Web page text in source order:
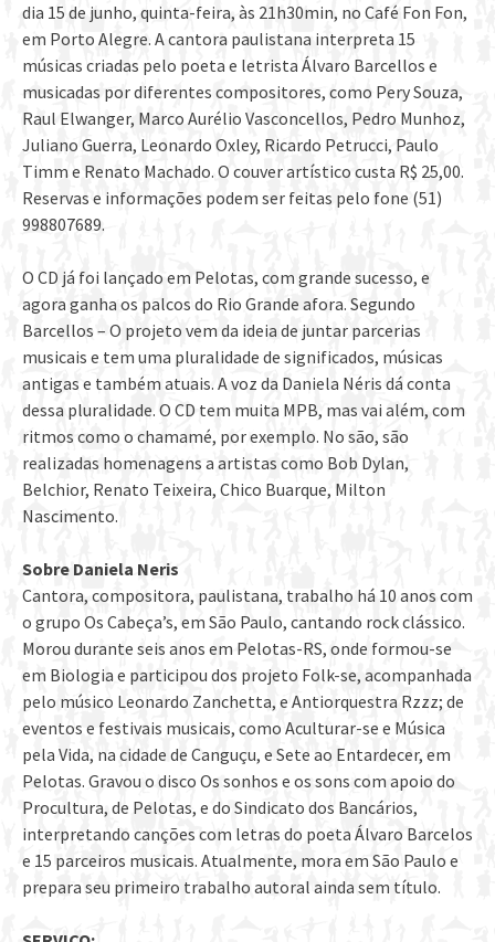
dia 15 de junho, quinta-feira, às 21h30min, no Café Fon Fon,
em Porto Alegre. A cantora paulistana interpreta 15
músicas criadas pelo poeta e letrista Álvaro Barcellos e
musicadas por diferentes compositores, como Pery Souza,
Raul Elwanger, Marco Aurélio Vasconcellos, Pedro Munhoz,
Juliano Guerra, Leonardo Oxley, Ricardo Petrucci, Paulo
Timm e Renato Machado. O couver artístico custa R$ 25,00.
Reservas e informações podem ser feitas pelo fone (51)
998807689.
O CD já foi lançado em Pelotas, com grande sucesso, e
agora ganha os palcos do Rio Grande afora. Segundo
Barcellos – O projeto vem da ideia de juntar parcerias
musicais e tem uma pluralidade de significados, músicas
antigas e também atuais. A voz da Daniela Néris dá conta
dessa pluralidade. O CD tem muita MPB, mas vai além, com
ritmos como o chamamé, por exemplo. No são, são
realizadas homenagens a artistas como Bob Dylan,
Belchior, Renato Teixeira, Chico Buarque, Milton
Nascimento.
Sobre Daniela Neris
Cantora, compositora, paulistana, trabalho há 10 anos com
o grupo Os Cabeça’s, em São Paulo, cantando rock clássico.
Morou durante seis anos em Pelotas-RS, onde formou-se
em Biologia e participou dos projeto Folk-se, acompanhada
pelo músico Leonardo Zanchetta, e Antiorquestra Rzzz; de
eventos e festivais musicais, como Aculturar-se e Música
pela Vida, na cidade de Canguçu, e Sete ao Entardecer, em
Pelotas. Gravou o disco Os sonhos e os sons com apoio do
Procultura, de Pelotas, e do Sindicato dos Bancários,
interpretando canções com letras do poeta Álvaro Barcelos
e 15 parceiros musicais. Atualmente, mora em São Paulo e
prepara seu primeiro trabalho autoral ainda sem título.